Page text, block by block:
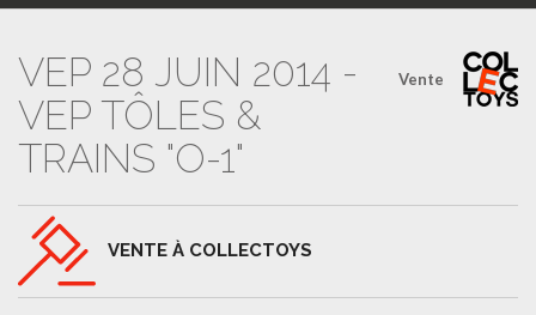
Vente
VEP 28 JUIN 2014 -
VEP TÔLES &
TRAINS "O-1"
VENTE À COLLECTOYS